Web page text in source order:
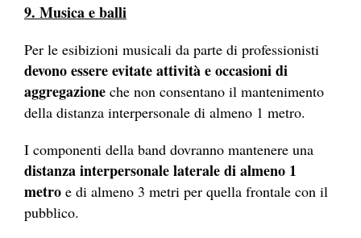
9. Musica e balli
Per le esibizioni musicali da parte di professionisti
devono essere evitate attività e occasioni di
aggregazione che non consentano il mantenimento
della distanza interpersonale di almeno 1 metro.
I componenti della band dovranno mantenere una
distanza interpersonale laterale di almeno 1
metro e di almeno 3 metri per quella frontale con il
pubblico.